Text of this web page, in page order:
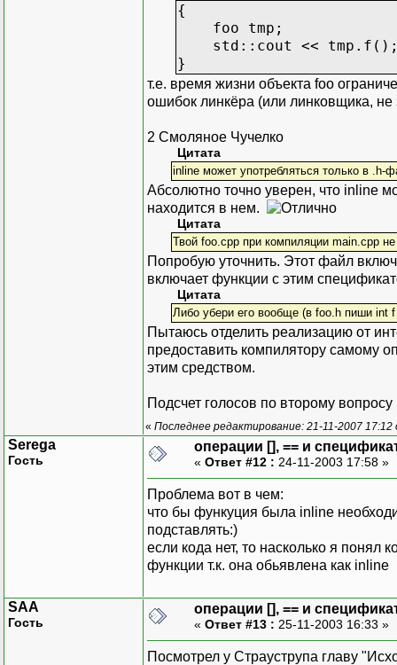
{
foo tmp;
std::cout <<
}
т.е. время жизни объекта foo
ошибок линкёра (или линковщика,
2 Смоляное Чучелко
Цитата
inline может употребляться только в .h-
Абсолютно точно уверен, что inline
находится в нем.
Цитата
Твой foo.cpp при компиляции main.cpp
Попробую уточнить. Этот файл
включает функции с этим
Цитата
Либо убери его вообще (в foo.h пиши int
Пытаюсь отделить реализацию от
предоставить компилятору самому
этим средством.
Подсчет голосов по второму
« Последнее редактирование: 21-11-2007 17:12
Serega
Гость
операции [], == и
« Ответ #12 : 24-11-2003 17:58 »
Проблема вот в чем:
что бы функуция была inline
подставлять:)
если кода нет, то насколько я понял
функции т.к. она обьявлена как inline
SAA
Гость
операции [], == и
« Ответ #13 : 25-11-2003 16:33 »
Посмотрел у Страуструпа главу